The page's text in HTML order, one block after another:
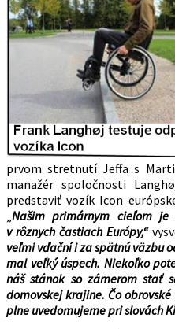
prvom stretnutí Jeffa s
manažér spoločnosti
predstaviť vozík Icon
Našim primárnym cieľom je
v rôznych častiach Európy,“
veľmi vďační i za spätnú väzbu
mal veľký úspech. Niekoľko
náš stánok so zámerom stať
domovskej krajine. Čo
plne uvedomujeme pri slovách